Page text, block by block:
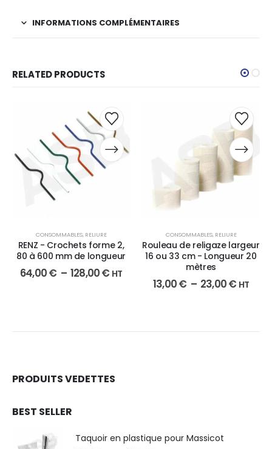
INFORMATIONS COMPLÉMENTAIRES
RELATED PRODUCTS
CONSOMMABLES, RELIURE
RENZ - Crochets forme 2,
80 à 600 mm de longueur
64,00€ – 128,00€ HT
CONSOMMABLES, RELIURE
Rouleau de religaze largeur
16 ou 33 cm - Longueur 20
mètres
13,00€ – 23,00€ HT
PRODUITS VEDETTES
BEST SELLER
Taquoir en plastique pour Massicot